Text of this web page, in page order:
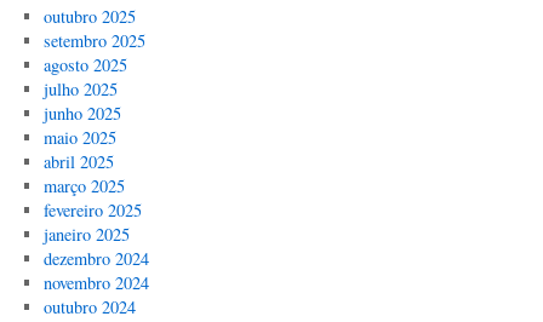
outubro 2025
setembro 2025
agosto 2025
julho 2025
junho 2025
maio 2025
abril 2025
março 2025
fevereiro 2025
janeiro 2025
dezembro 2024
novembro 2024
outubro 2024